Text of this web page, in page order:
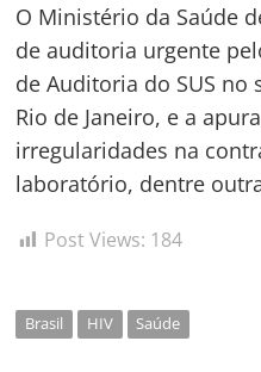
O Ministério da Saúde
de auditoria urgente
de Auditoria do SUS
Rio de Janeiro, e a
irregularidades na
laboratório, dentre
Post Views: 184
Brasil HIV Saúde